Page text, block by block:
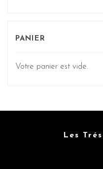
PANIER
Votre panier est vide.
Les